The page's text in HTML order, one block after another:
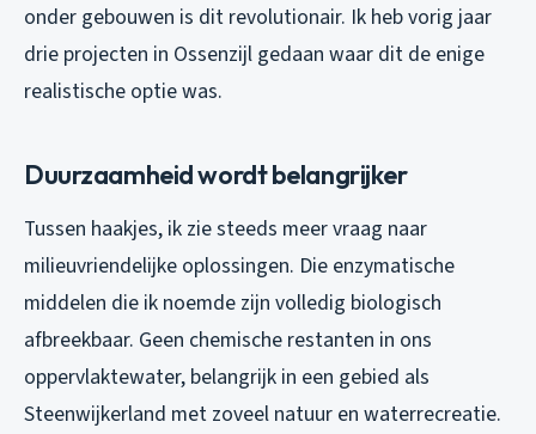
onder gebouwen is dit revolutionair. Ik heb vorig jaar
drie projecten in Ossenzijl gedaan waar dit de enige
realistische optie was.
Duurzaamheid wordt belangrijker
Tussen haakjes, ik zie steeds meer vraag naar
milieuvriendelijke oplossingen. Die enzymatische
middelen die ik noemde zijn volledig biologisch
afbreekbaar. Geen chemische restanten in ons
oppervlaktewater, belangrijk in een gebied als
Steenwijkerland met zoveel natuur en waterrecreatie.